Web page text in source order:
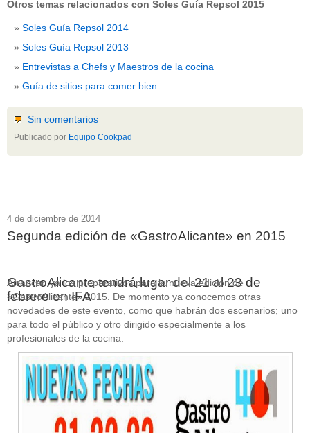
Otros temas relacionados con Soles Guía Repsol 2015
Soles Guía Repsol 2014
Soles Guía Repsol 2013
Entrevistas a Chefs y Maestros de la cocina
Guía de sitios para comer bien
Sin comentarios
Publicado por Equipo Cookpad
4 de diciembre de 2014
Segunda edición de «GastroAlicante» en 2015
GastroAlicante tendrá lugar del 21 al 23 de
febrero en IFA
Arrancan ya los preparativos para la nueva edición de
«GastroAlicante» 2015. De momento ya conocemos otras
novedades de este evento, como que habrán dos escenarios; uno
para todo el público y otro dirigido especialmente a los
profesionales de la cocina.